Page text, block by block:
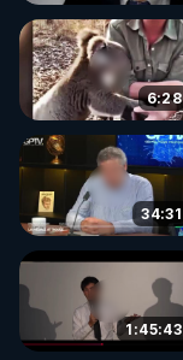
6:28
34:31
1:45:43